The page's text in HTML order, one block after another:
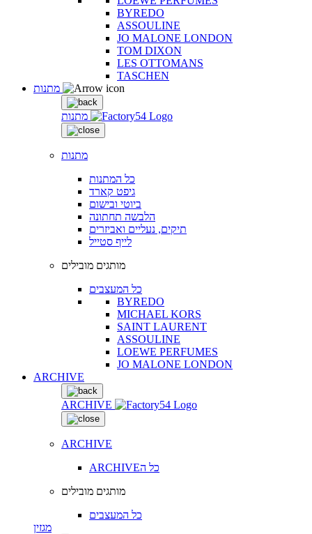
BYREDO
ASSOULINE
JO MALONE LONDON
TOM DIXON
LES OTTOMANS
TASCHEN
מתנות
מתנות
כל המתנות
גיפט קארד
ביוטי ובישום
הלבשה תחתונה
תיקים, נעליים ואביזרים
לייף סטייל
מותגים מובילים
כל המעצבים
BYREDO
MICHAEL KORS
SAINT LAURENT
ASSOULINE
LOEWE PERFUMES
JO MALONE LONDON
ARCHIVE
ARCHIVE
ARCHIVE
ARCHIVEכל ה
מותגים מובילים
כל המעצבים
מגזין